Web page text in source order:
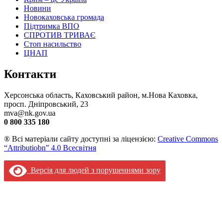
Новини
Новокаховська громада
Підтримка ВПО
СПРОТИВ ТРИВАЄ
Стоп насильство
ЦНАП
Контакти
Херсонська область, Каховський район, м.Нова Каховка,
просп. Дніпровський, 23
mva@nk.gov.ua
0 800 335 180
® Всі матеріали сайту доступні за ліцензією: Creative Commons
“Attributiobn” 4.0 Всесвітня
Версія для людей з порушеннями зору